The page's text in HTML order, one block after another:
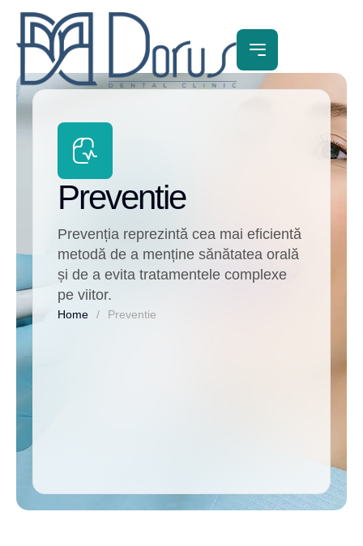
Preventie
Prevenția reprezintă cea mai eficientă
metodă de a menține sănătatea orală
și de a evita tratamentele complexe
pe viitor.
Home / Preventie